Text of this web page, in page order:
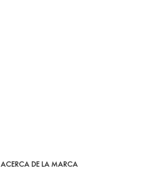
ACERCA DE LA MARCA